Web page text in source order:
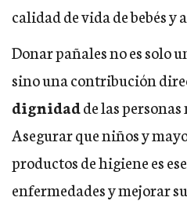
calidad de vida de bebés y
Donar pañales no es solo
sino una contribución
dignidadde las
Asegurar que niños y
productos de higiene es
enfermedades y mejorar